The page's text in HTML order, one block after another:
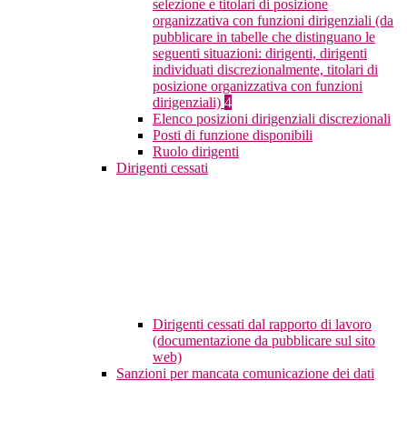
selezione e titolari di posizione
organizzativa con funzioni dirigenziali (da
pubblicare in tabelle che distinguano le
seguenti situazioni: dirigenti, dirigenti
individuati discrezionalmente, titolari di
posizione organizzativa con funzioni
dirigenziali) 4
Elenco posizioni dirigenziali discrezionali
Posti di funzione disponibili
Ruolo dirigenti
Dirigenti cessati
Dirigenti cessati dal rapporto di lavoro
(documentazione da pubblicare sul sito
web)
Sanzioni per mancata comunicazione dei dati